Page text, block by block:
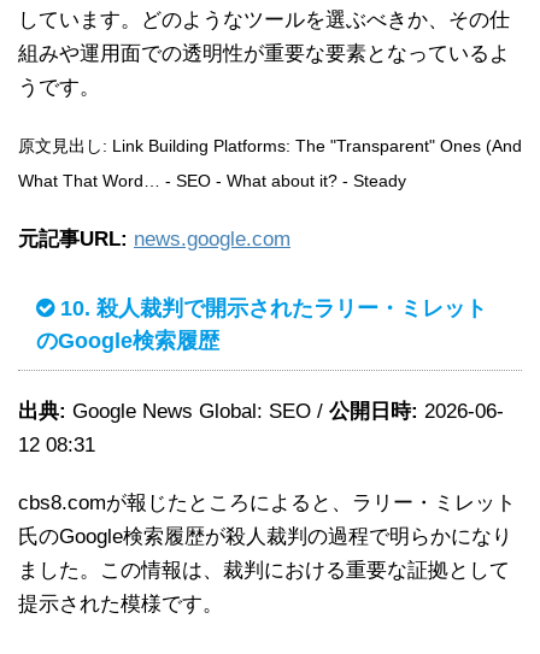
しています。どのようなツールを選ぶべきか、その仕
組みや運用面での透明性が重要な要素となっているよ
うです。
原文見出し: Link Building Platforms: The "Transparent" Ones (And
What That Word… - SEO - What about it? - Steady
元記事URL: news.google.com
10. 殺人裁判で開示されたラリー・ミレット
のGoogle検索履歴
出典: Google News Global: SEO / 公開日時: 2026-06-
12 08:31
cbs8.comが報じたところによると、ラリー・ミレット
氏のGoogle検索履歴が殺人裁判の過程で明らかになり
ました。この情報は、裁判における重要な証拠として
提示された模様です。